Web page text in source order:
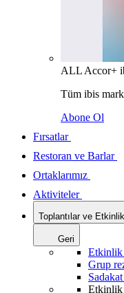
ALL Accor+
Tüm ibis
Abone Ol
Fırsatlar
Restoran ve Barlar
Ortaklarımız
Aktiviteler
Toplantılar ve
Geri
Etkinlik
Grup
Etkinlik